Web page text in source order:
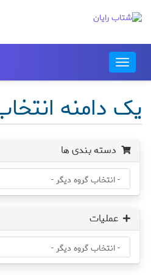
Toggle
navigation
یک دامنه
دسته بندی ها
عملیات